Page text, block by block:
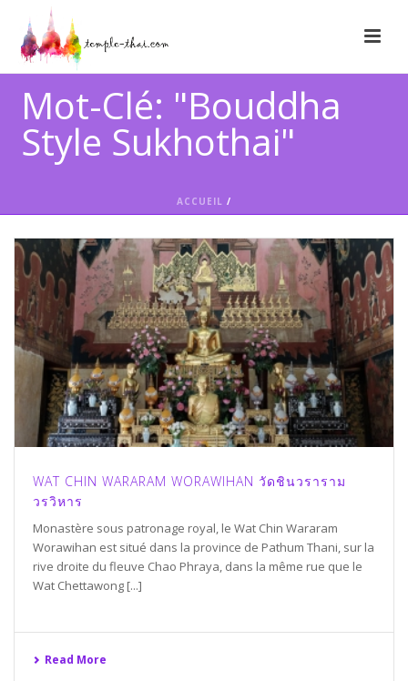
Mot-Clé: "Bouddha
Style Sukhothai"
ACCUEIL /
WAT CHIN WARARAM WORAWIHAN วัดชินวราราม
วรวิหาร
Monastère sous patronage royal, le Wat Chin Wararam
Worawihan est situé dans la province de Pathum Thani, sur la
rive droite du fleuve Chao Phraya, dans la même rue que le
Wat Chettawong [...]
Read More